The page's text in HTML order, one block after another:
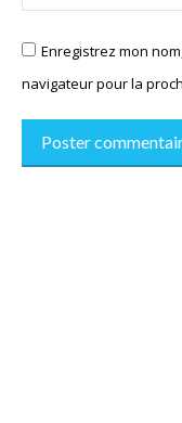
Enregistrez mon
navigateur pour la
Poster